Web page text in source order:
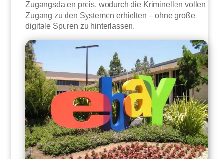
Zugangsdaten preis, wodurch die Kriminellen vollen
Zugang zu den Systemen erhielten – ohne große
digitale Spuren zu hinterlassen.